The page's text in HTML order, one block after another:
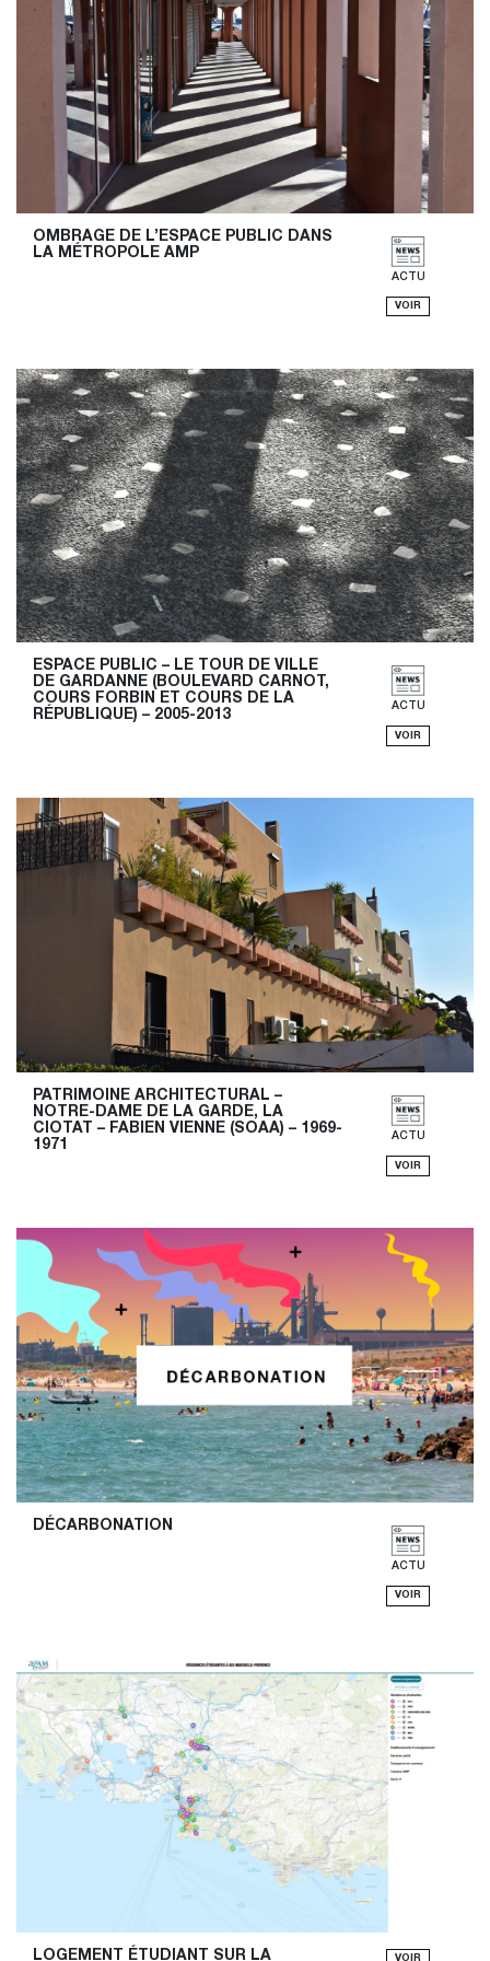
OMBRAGE DE L’ESPACE PUBLIC DANS
LA MÉTROPOLE AMP
ACTU
VOIR
ESPACE PUBLIC – LE TOUR DE VILLE
DE GARDANNE (BOULEVARD CARNOT,
COURS FORBIN ET COURS DE LA
RÉPUBLIQUE) – 2005-2013
ACTU
VOIR
PATRIMOINE ARCHITECTURAL –
NOTRE-DAME DE LA GARDE, LA
CIOTAT – FABIEN VIENNE (SOAA) – 1969-
1971
ACTU
VOIR
DÉCARBONATION
ACTU
VOIR
LOGEMENT ÉTUDIANT SUR LA